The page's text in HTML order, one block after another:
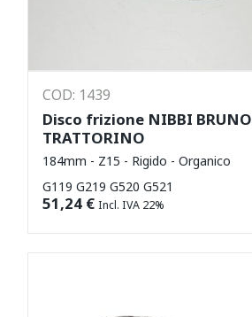
COD: 1439
Disco frizione NIBBI BRUNO
TRATTORINO
184mm - Z15 - Rigido - Organico
G119 G219 G520 G521
51,24 € Incl. IVA 22%